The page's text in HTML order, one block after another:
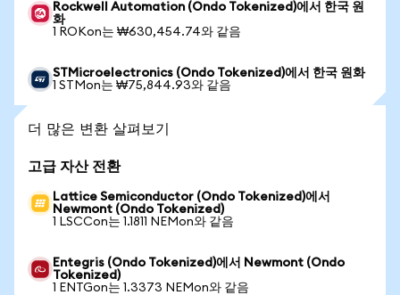
Rockwell Automation (Ondo Tokenized)에서 한국 원
화
1 ROKon는 ₩630,454.74와 같음
STMicroelectronics (Ondo Tokenized)에서 한국 원화
1 STMon는 ₩75,844.93와 같음
더 많은 변환 살펴보기
고급 자산 전환
Lattice Semiconductor (Ondo Tokenized)에서
Newmont (Ondo Tokenized)
1 LSCCon는 1.1811 NEMon와 같음
Entegris (Ondo Tokenized)에서 Newmont (Ondo
Tokenized)
1 ENTGon는 1.3373 NEMon와 같음